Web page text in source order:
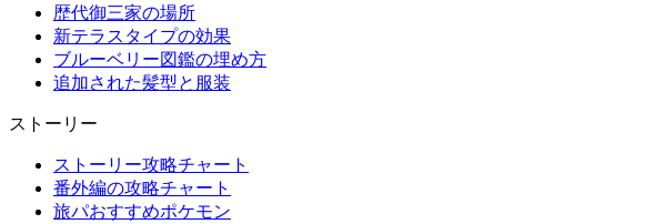
歴代御三家の場所
新テラスタイプの効果
ブルーベリー図鑑の埋め方
追加された髪型と服装
ストーリー
ストーリー攻略チャート
番外編の攻略チャート
旅パおすすめポケモン